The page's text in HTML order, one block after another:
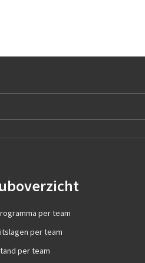
per team
per team
per team